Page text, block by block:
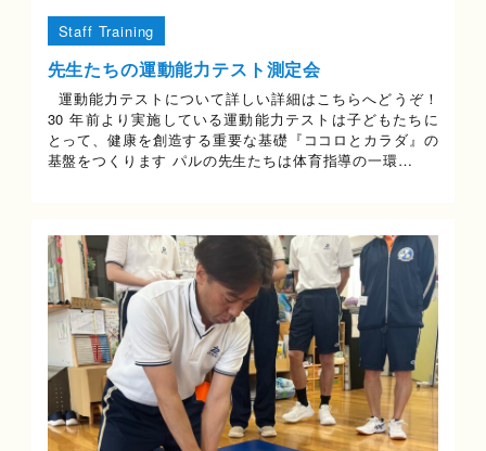
Staff Training
先生たちの運動能力テスト測定会
運動能力テストについて詳しい詳細はこちらへどうぞ！
30 年前より実施している運動能力テストは子どもたちに
とって、健康を創造する重要な基礎『ココロとカラダ』の
基盤をつくります パルの先生たちは体育指導の一環…